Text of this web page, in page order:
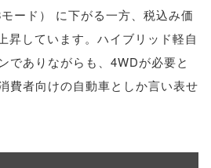
ード） に下がる一方、税込み価
昇しています。ハイブリッド軽自
でありながらも、4WDが必要と
費者向けの自動車としか言い表せ